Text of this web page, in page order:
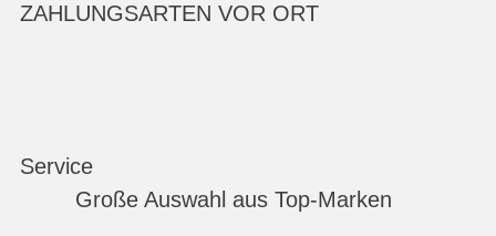
ZAHLUNGSARTEN VOR ORT
Service
Große Auswahl aus Top-Marken